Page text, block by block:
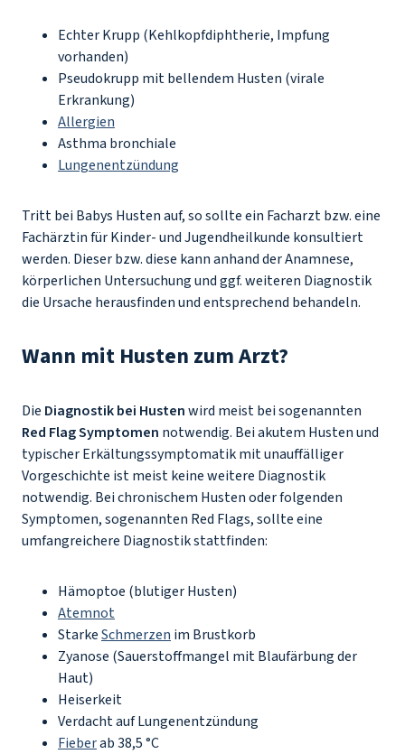
Echter Krupp (Kehlkopfdiphtherie, Impfung
vorhanden)
Pseudokrupp mit bellendem Husten (virale
Erkrankung)
Allergien
Asthma bronchiale
Lungenentzündung
Tritt bei Babys Husten auf, so sollte ein Facharzt bzw. eine
Fachärztin für Kinder- und Jugendheilkunde konsultiert
werden. Dieser bzw. diese kann anhand der Anamnese,
körperlichen Untersuchung und ggf. weiteren Diagnostik
die Ursache herausfinden und entsprechend behandeln.
Wann mit Husten zum Arzt?
Die Diagnostik bei Hustenwird meist bei sogenannten
Red Flag Symptomen notwendig. Bei akutem Husten und
typischer Erkältungssymptomatik mit unauffälliger
Vorgeschichte ist meist keine weitere Diagnostik
notwendig. Bei chronischem Husten oder folgenden
Symptomen, sogenannten Red Flags, sollte eine
umfangreichere Diagnostik stattfinden:
Hämoptoe (blutiger Husten)
Atemnot
StarkeSchmerzen im Brustkorb
Zyanose (Sauerstoffmangel mit Blaufärbung der
Haut)
Heiserkeit
Verdacht auf Lungenentzündung
Fieberab 38,5 °C